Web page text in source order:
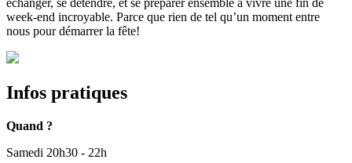
échanger, se détendre, et se préparer ensemble à vivre une fin de
week-end incroyable. Parce que rien de tel qu’un moment entre
nous pour démarrer la fête!
Infos pratiques
Quand ?
Samedi 20h30 - 22h